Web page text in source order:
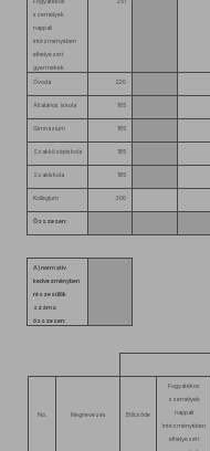
személyek
nappali
intézményében
elhelyezett
gyermekek
Óvoda 220
Általános iskola 185
Gimnázium 185
Szakközépiskola 185
Szakiskola 185
Kollégium 200
Összesen:
A) normatív
kedvezményben
részesülők
száma
összesen:
No. Megnevezés Bölcsőde
Fogyatékos
személyek
nappali
intézményében
elhelyezett